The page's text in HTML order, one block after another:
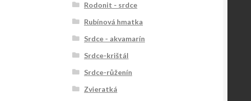
Rodonit - srdce
Rubínová hmatka
Srdce - akvamarín
Srdce-krištál
Srdce-růženín
Zvieratká